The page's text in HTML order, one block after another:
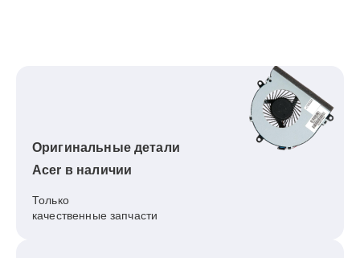
Оригинальные детали
Acer в наличии
Только
качественные запчасти